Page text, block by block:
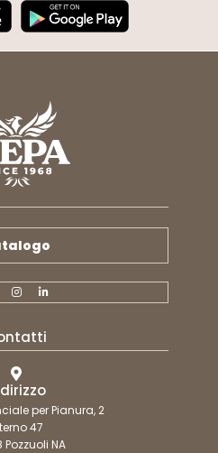
per Pianura, 2
47
Pozzuoli NA